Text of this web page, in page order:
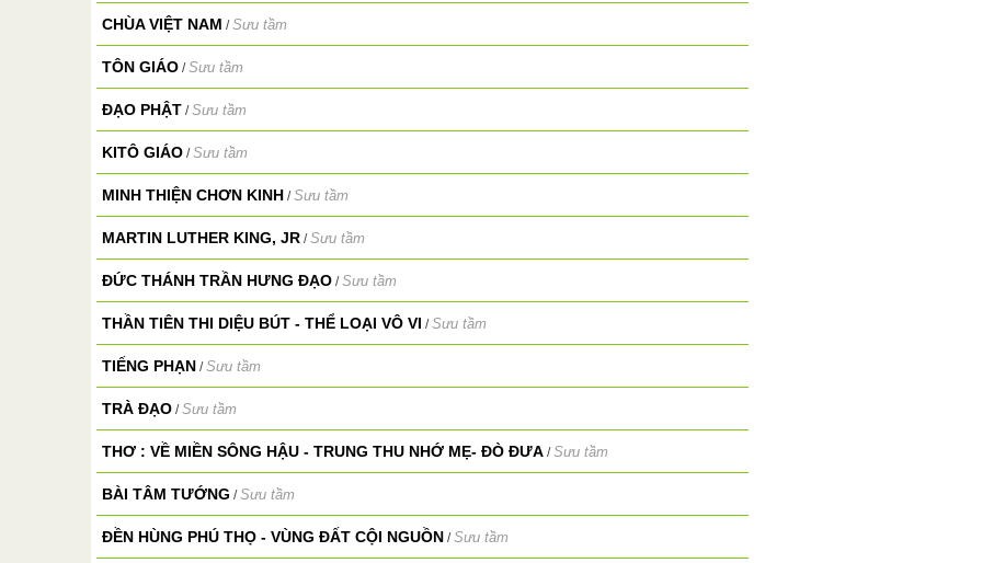
CHÙA VIỆT NAM /Sưu tầm
TÔN GIÁO /Sưu tầm
ĐẠO PHẬT /Sưu tầm
KITÔ GIÁO /Sưu tầm
MINH THIỆN CHƠN KINH /Sưu tầm
MARTIN LUTHER KING, JR /Sưu tầm
ĐỨC THÁNH TRẦN HƯNG ĐẠO /Sưu tầm
THẦN TIÊN THI DIỆU BÚT - THỂ LOẠI VÔ VI /Sưu tầm
TIẾNG PHẠN /Sưu tầm
TRÀ ĐẠO /Sưu tầm
THƠ : VỀ MIỀN SÔNG HẬU - TRUNG THU NHỚ MẸ- ĐÒ ĐƯA /Sưu tầm
BÀI TÂM TƯỚNG /Sưu tầm
ĐỀN HÙNG PHÚ THỌ - VÙNG ĐẤT CỘI NGUỒN /Sưu tầm